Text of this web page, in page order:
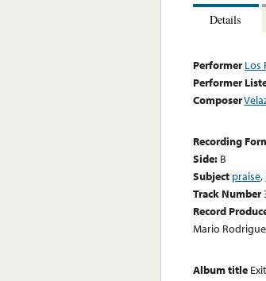
Details
Performer Los
Performer
Composer
Recording
Side: B
Subject praise,
Track Number
Record
Mario
Album title